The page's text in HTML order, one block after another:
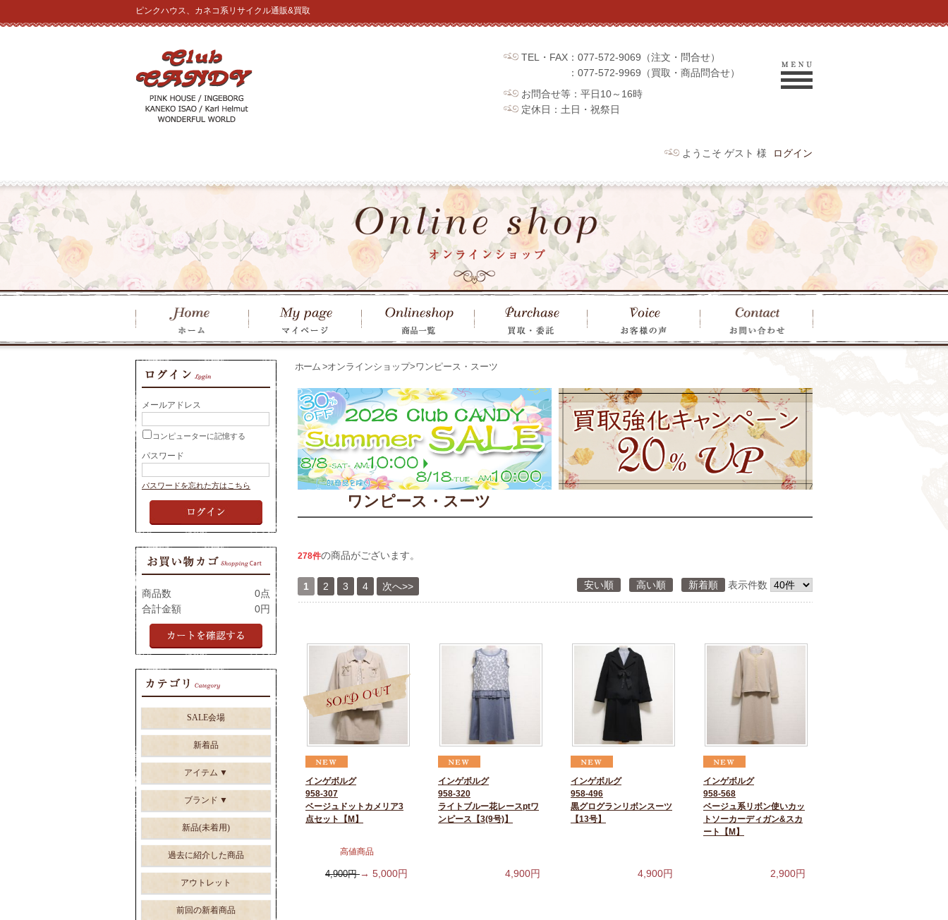
ピンクハウス、カネコ系リサイクル通販&買取
TEL・FAX：077-572-9069（注文・問合せ）
：077-572-9969（買取・商品問合せ）
お問合せ等：平日10～16時
定休日：土日・祝祭日
ようこそ ゲスト 様 ログイン
ホーム >オンラインショップ>ワンピース・スーツ
ワンピース・スーツ
278件の商品がございます。
安い順 高い順 新着順 表示件数
1 2 3 4 次へ>>
インゲボルグ
958-307
ベージュドットカメリア3
点セット【M】
高値商品
4,900円→ 5,000円
インゲボルグ
958-320
ライトブルー花レースptワ
ンピース【3(9号)】
4,900円
インゲボルグ
958-496
黒グログランリボンスーツ
【13号】
4,900円
インゲボルグ
958-568
ベージュ系リボン使いカッ
トソーカーディガン&スカ
ート【M】
2,900円
メールアドレス
コンピューターに記憶する
パスワード
パスワードを忘れた方はこちら
商品数
0点
合計金額
0円
SALE会場
新着品
アイテム
ブランド
新品(未着用)
過去に紹介した商品
アウトレット
前回の新着商品